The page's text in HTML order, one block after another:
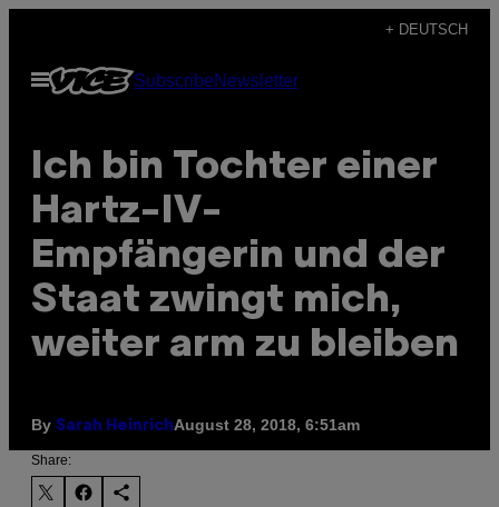
content
+ DEUTSCH
Open
Menu
SubscribeNewsletter
Ich bin Tochter einer
Hartz-IV-
Empfängerin und der
Staat zwingt mich,
weiter arm zu bleiben
By Sarah HeinrichAugust 28, 2018, 6:51am
Share: